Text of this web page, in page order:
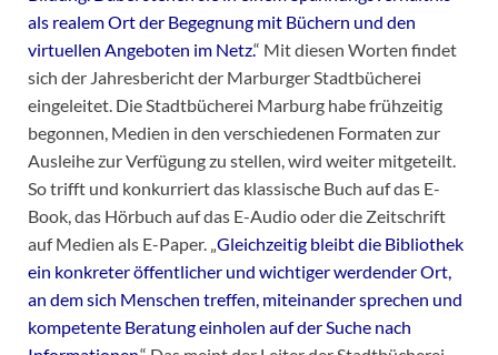
als realem Ort der Begegnung mit Büchern und den
virtuellen Angeboten im Netz.“ Mit diesen Worten findet
sich der Jahresbericht der Marburger Stadtbücherei
eingeleitet. Die Stadtbücherei Marburg habe frühzeitig
begonnen, Medien in den verschiedenen Formaten zur
Ausleihe zur Verfügung zu stellen, wird weiter mitgeteilt.
So trifft und konkurriert das klassische Buch auf das E-
Book, das Hörbuch auf das E-Audio oder die Zeitschrift
auf Medien als E-Paper. „Gleichzeitig bleibt die Bibliothek
ein konkreter öffentlicher und wichtiger werdender Ort,
an dem sich Menschen treffen, miteinander sprechen und
kompetente Beratung einholen auf der Suche nach